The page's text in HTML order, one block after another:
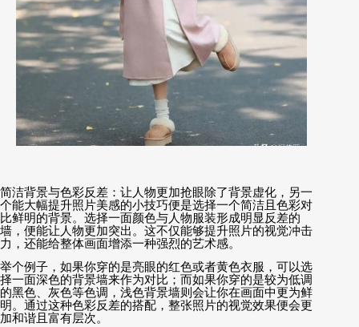
简洁背景与色彩反差：让人物更加抢眼除了背景虚化，另一
个能大幅提升照片美感的小技巧便是选择一个简洁且色彩对
比鲜明的背景。选择一面颜色与人物服装形成明显反差的
墙，便能让人物更加突出。这不仅能够提升照片的视觉冲击
力，还能给整体画面增添一种强烈的艺术感。
举个例子，如果你穿的是亮眼的红色或者黄色衣服，可以选
择一面深色的背景墙来作为对比；而如果你穿的是较为低调
的黑色、灰色等色调，浅色背景墙则会让你在画面中更为鲜
明。通过这种色彩反差的搭配，整张照片的视觉效果便会更
加和谐且富有层次。